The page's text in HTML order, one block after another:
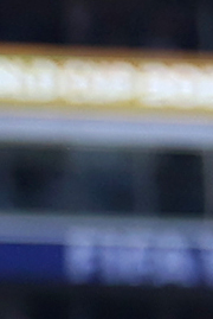
Reprezentacija
posljednji
Poljskom.
Poslije treninga
gdje je nastao pravi
Naime, po
Nastić popeo se